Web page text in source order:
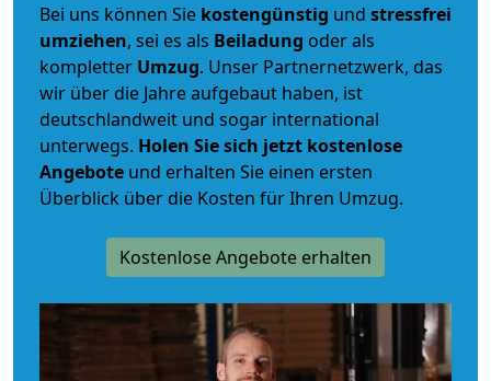
Bei uns können Sie kostengünstig und stressfrei
umziehen, sei es als Beiladung oder als
kompletter Umzug. Unser Partnernetzwerk, das
wir über die Jahre aufgebaut haben, ist
deutschlandweit und sogar international
unterwegs. Holen Sie sich jetzt kostenlose
Angebote und erhalten Sie einen ersten
Überblick über die Kosten für Ihren Umzug.
Kostenlose Angebote erhalten